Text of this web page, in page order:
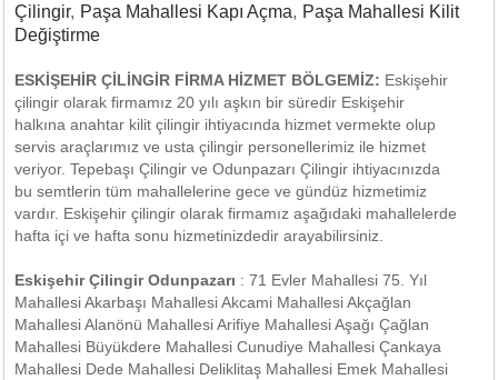
Çilingir, Paşa Mahallesi Kapı Açma, Paşa Mahallesi Kilit
Değiştirme
ESKİŞEHİR ÇİLİNGİR FİRMA HİZMET BÖLGEMİZ: Eskişehir
çilingir olarak firmamız 20 yılı aşkın bir süredir Eskişehir
halkına anahtar kilit çilingir ihtiyacında hizmet vermekte olup
servis araçlarımız ve usta çilingir personellerimiz ile hizmet
veriyor. Tepebaşı Çilingir ve Odunpazarı Çilingir ihtiyacınızda
bu semtlerin tüm mahallelerine gece ve gündüz hizmetimiz
vardır. Eskişehir çilingir olarak firmamız aşağıdaki mahallelerde
hafta içi ve hafta sonu hizmetinizdedir arayabilirsiniz.
Eskişehir Çilingir Odunpazarı : 71 Evler Mahallesi 75. Yıl
Mahallesi Akarbaşı Mahallesi Akcami Mahallesi Akçağlan
Mahallesi Alanönü Mahallesi Arifiye Mahallesi Aşağı Çağlan
Mahallesi Büyükdere Mahallesi Cunudiye Mahallesi Çankaya
Mahallesi Dede Mahallesi Deliklitaş Mahallesi Emek Mahallesi